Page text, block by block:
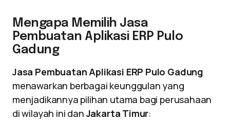
Mengapa Memilih Jasa
Pembuatan Aplikasi ERP Pulo
Gadung
Jasa Pembuatan Aplikasi ERP Pulo Gadung
menawarkan berbagai keunggulan yang
menjadikannya pilihan utama bagi perusahaan
di wilayah ini danJakarta Timur: